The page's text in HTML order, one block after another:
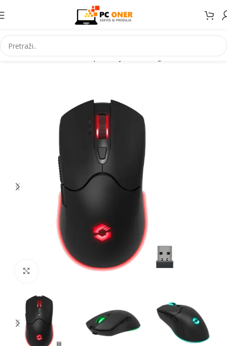
Početna Informatika PC periferija Miševi i grafički tableti
Click to enlarge